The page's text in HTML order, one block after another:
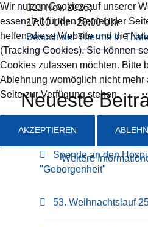
11 Nov. 2026;
17:00 Uhr-20:00 Uhr
Besuch der Therme in
Neueste
Spende an den
"Geborgenheit"
53. Weihnachtslauf
Wir nutzen Cookies auf unserer
essenziell für den Betrieb der
helfen, diese Website und die
(Tracking Cookies). Sie können
Cookies zulassen möchten. Bitte
Ablehnung womöglich nicht
Seite zur Verfügung stehen.
AKZEPTIEREN
Weitere